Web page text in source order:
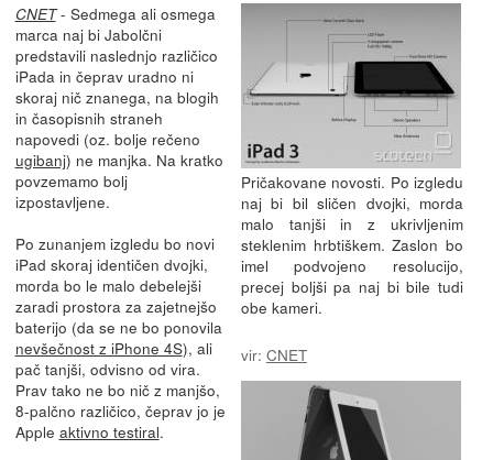
Pričakovane novosti. Po izgledu
naj bi bil sličen dvojki, morda
malo tanjši in z ukrivljenim
steklenim hrbtiškem. Zaslon bo
imel podvojeno resolucijo,
precej boljši pa naj bi bile tudi
obe kameri.
vir: CNET
CNET- Sedmega ali osmega
marca naj bi Jabolčni
predstavili naslednjo različico
iPada in čeprav uradno ni
skoraj nič znanega, na blogih
in časopisnih straneh
napovedi (oz. bolje rečeno
ugibanj) ne manjka. Na kratko
povzemamo bolj
izpostavljene.
Po zunanjem izgledu bo novi
iPad skoraj identičen dvojki,
morda bo le malo debelejši
zaradi prostora za zajetnejšo
baterijo (da se ne bo ponovila
nevšečnost z iPhone 4S), ali
pač tanjši, odvisno od vira.
Prav tako ne bo nič z manjšo,
8-palčno različico, čeprav jo je
Apple aktivno testiral.